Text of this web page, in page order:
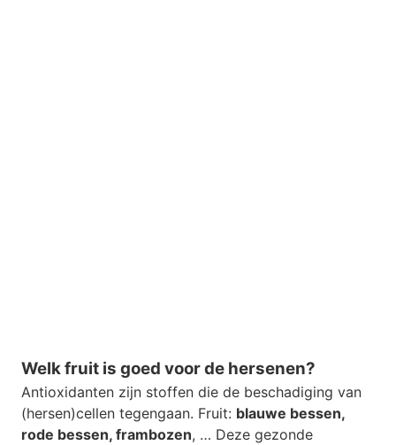
Welk fruit is goed voor de hersenen?
Antioxidanten zijn stoffen die de beschadiging van
(hersen)cellen tegengaan. Fruit: blauwe bessen,
rode bessen, frambozen, … Deze gezonde